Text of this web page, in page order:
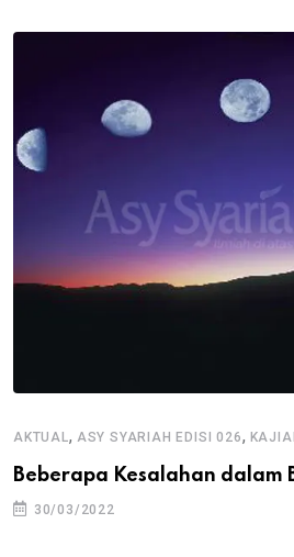
AKTUAL , ASY SYARIAH EDISI 026,
Beberapa Kesalahan dalam
30/03/2022